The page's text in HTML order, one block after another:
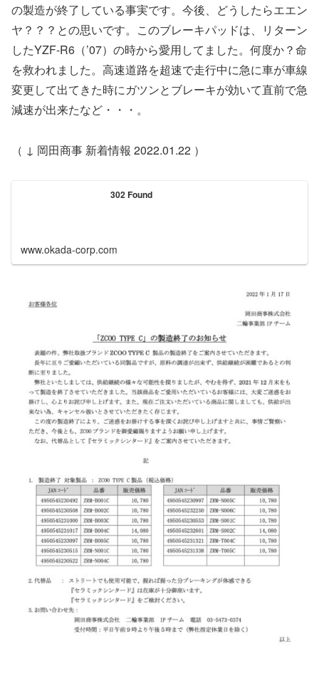
の製造が終了している事実です。今後、どうしたらエエン
ヤ？？？との思いです。このブレーキパッドは、リターン
したYZF-R6（’07）の時から愛用してました。何度か？命
を救われました。高速道路を超速で走行中に急に車が車線
変更して出てきた時にガツンとブレーキが効いて直前で急
減速が出来たなど・・・。
（ ↓ 岡田商事 新着情報 2022.01.22 ）
302 Found
www.okada-corp.com